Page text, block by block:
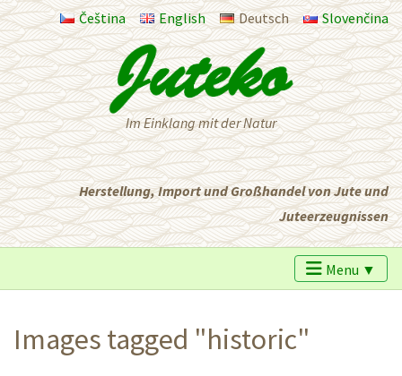
Čeština English Deutsch Slovenčina
Im Einklang mit der Natur
Herstellung, Import und Großhandel von Jute und
Juteerzeugnissen
Menu ▼
Images tagged "historic"